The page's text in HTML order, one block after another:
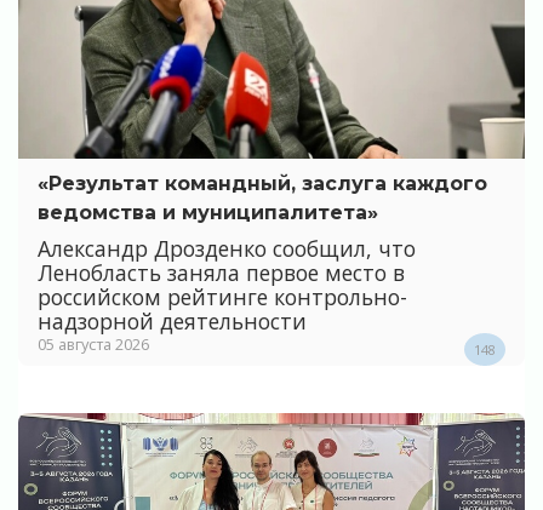
«Результат командный, заслуга каждого
ведомства и муниципалитета»
Александр Дрозденко сообщил, что
Ленобласть заняла первое место в
российском рейтинге контрольно-
надзорной деятельности
05 августа 2026 148